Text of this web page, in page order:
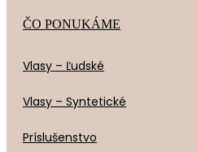
ČO PONUKÁME
Vlasy – Ľudské
Vlasy – Syntetické
Príslušenstvo